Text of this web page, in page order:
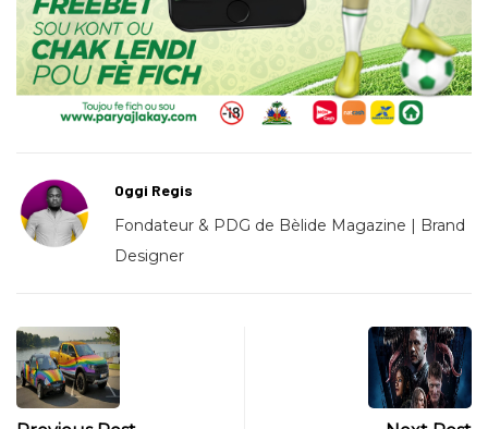
Oggi Regis
Fondateur & PDG de Bèlide Magazine | Brand
Designer